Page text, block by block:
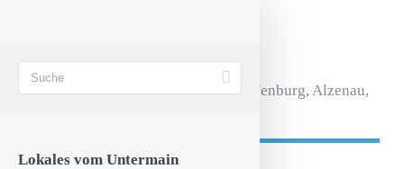
STADT AKTIVMagazin für Aschaffenburg, Alzenau,
Lokales vom Untermain